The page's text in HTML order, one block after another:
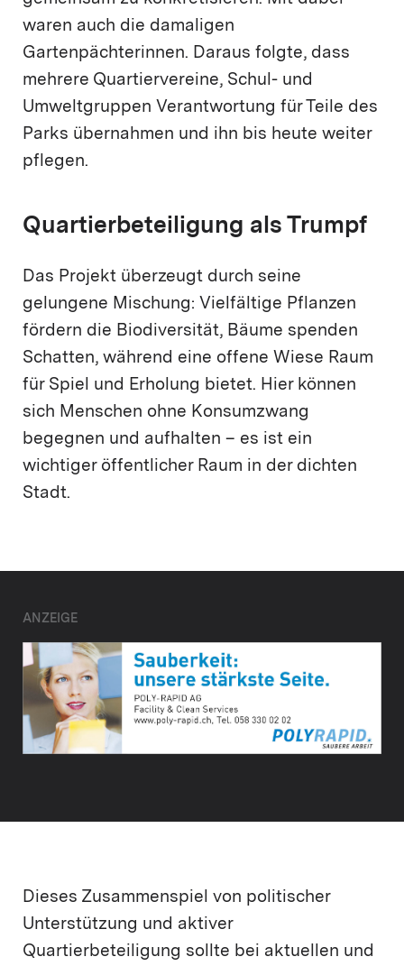
waren auch die damaligen
Gartenpächterinnen. Daraus folgte, dass
mehrere Quartiervereine, Schul- und
Umweltgruppen Verantwortung für Teile des
Parks übernahmen und ihn bis heute weiter
pflegen.
Quartierbeteiligung als Trumpf
Das Projekt überzeugt durch seine
gelungene Mischung: Vielfältige Pflanzen
fördern die Biodiversität, Bäume spenden
Schatten, während eine offene Wiese Raum
für Spiel und Erholung bietet. Hier können
sich Menschen ohne Konsumzwang
begegnen und aufhalten – es ist ein
wichtiger öffentlicher Raum in der dichten
Stadt.
ANZEIGE
Dieses Zusammenspiel von politischer
Unterstützung und aktiver
Quartierbeteiligung sollte bei aktuellen und